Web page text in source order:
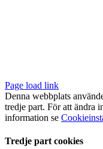
Page load link
Denna webbplats
tredje part. För att ändra
information se
Tredje part cookies